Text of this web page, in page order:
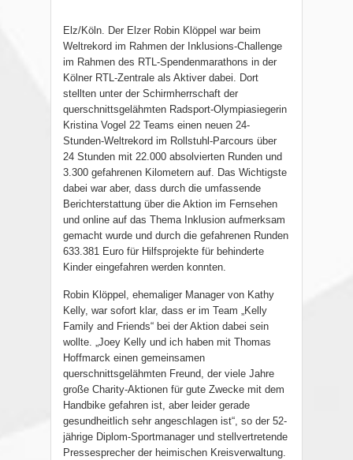
Elz/Köln. Der Elzer Robin Klöppel war beim
Weltrekord im Rahmen der Inklusions-Challenge
im Rahmen des RTL-Spendenmarathons in der
Kölner RTL-Zentrale als Aktiver dabei. Dort
stellten unter der Schirmherrschaft der
querschnittsgelähmten Radsport-Olympiasiegerin
Kristina Vogel 22 Teams einen neuen 24-
Stunden-Weltrekord im Rollstuhl-Parcours über
24 Stunden mit 22.000 absolvierten Runden und
3.300 gefahrenen Kilometern auf. Das Wichtigste
dabei war aber, dass durch die umfassende
Berichterstattung über die Aktion im Fernsehen
und online auf das Thema Inklusion aufmerksam
gemacht wurde und durch die gefahrenen Runden
633.381 Euro für Hilfsprojekte für behinderte
Kinder eingefahren werden konnten.
Robin Klöppel, ehemaliger Manager von Kathy
Kelly, war sofort klar, dass er im Team „Kelly
Family and Friends“ bei der Aktion dabei sein
wollte. „Joey Kelly und ich haben mit Thomas
Hoffmarck einen gemeinsamen
querschnittsgelähmten Freund, der viele Jahre
große Charity-Aktionen für gute Zwecke mit dem
Handbike gefahren ist, aber leider gerade
gesundheitlich sehr angeschlagen ist“, so der 52-
jährige Diplom-Sportmanager und stellvertretende
Pressesprecher der heimischen Kreisverwaltung.